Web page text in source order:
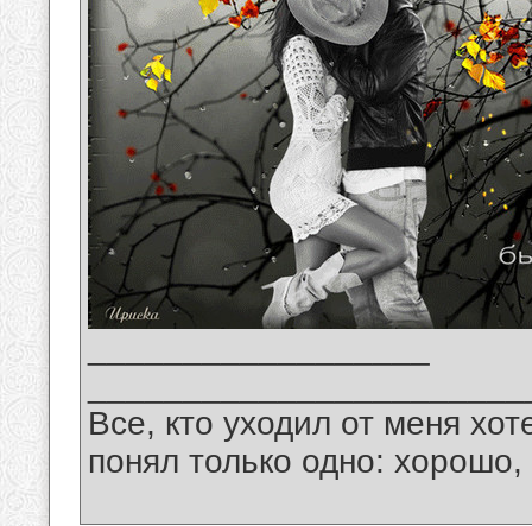
Все, кто уходил от меня
понял только одно: